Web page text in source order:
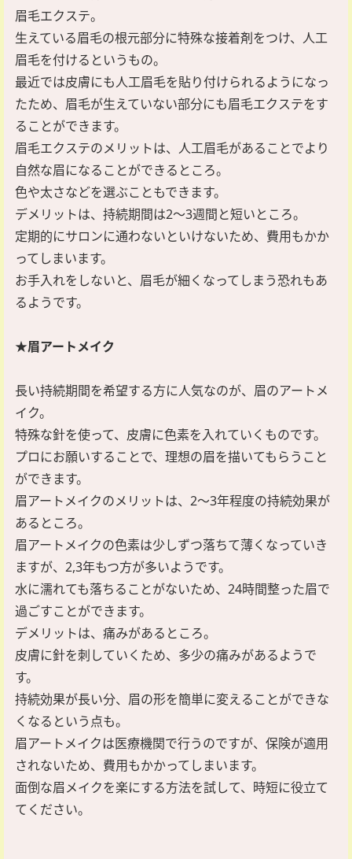
眉毛エクステ。
生えている眉毛の根元部分に特殊な接着剤をつけ、人工
眉毛を付けるというもの。
最近では皮膚にも人工眉毛を貼り付けられるようになっ
たため、眉毛が生えていない部分にも眉毛エクステをす
ることができます。
眉毛エクステのメリットは、人工眉毛があることでより
自然な眉になることができるところ。
色や太さなどを選ぶこともできます。
デメリットは、持続期間は2～3週間と短いところ。
定期的にサロンに通わないといけないため、費用もかか
ってしまいます。
お手入れをしないと、眉毛が細くなってしまう恐れもあ
るようです。
★眉アートメイク
長い持続期間を希望する方に人気なのが、眉のアートメ
イク。
特殊な針を使って、皮膚に色素を入れていくものです。
プロにお願いすることで、理想の眉を描いてもらうこと
ができます。
眉アートメイクのメリットは、2～3年程度の持続効果が
あるところ。
眉アートメイクの色素は少しずつ落ちて薄くなっていき
ますが、2,3年もつ方が多いようです。
水に濡れても落ちることがないため、24時間整った眉で
過ごすことができます。
デメリットは、痛みがあるところ。
皮膚に針を刺していくため、多少の痛みがあるようで
す。
持続効果が長い分、眉の形を簡単に変えることができな
くなるという点も。
眉アートメイクは医療機関で行うのですが、保険が適用
されないため、費用もかかってしまいます。
面倒な眉メイクを楽にする方法を試して、時短に役立て
てください。